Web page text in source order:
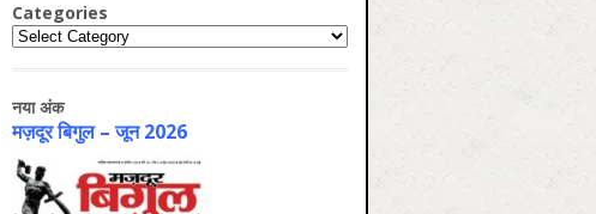
Categories
Categories
नया अंक
मज़दूर बिगुल – जून 2026